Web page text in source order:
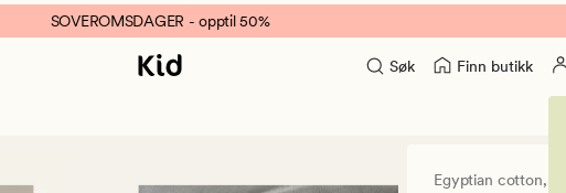
SOVEROMSDAGER - opptil 50%
Søk Finn butikk
Egyptian cotton,